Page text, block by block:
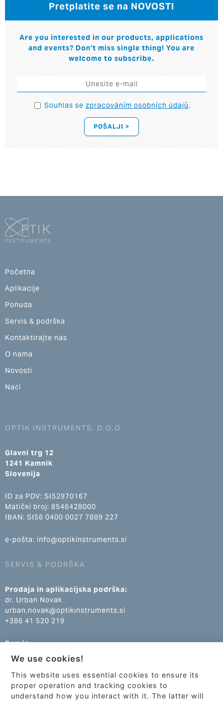
Pretplatite se na NOVOSTI
Are you interested in our products, applications
and events? Don't miss single thing! You are
welcome to subscribe.
Souhlas sezpracováním osobních údajů.
POŠALJI >
Početna
Aplikacije
Ponuda
Servis & podrška
Kontaktirajte nas
O nama
Novosti
Naći
OPTIK INSTRUMENTS, D.O.O.
Glavni trg 12
1241 Kamnik
Slovenija
ID za PDV: SI52970167
Matički broj: 8546428000
IBAN: SI56 0400 0027 7889 227
e-pošta: info@optikinstruments.si
SERVIS & PODRŠKA
Prodaja in aplikacijska podrška:
dr. Urban Novak
urban.novak@optikinstruments.si
+386 41 520 219
Servis:
Klemen Žumer
klemen.zumer@optikinstruments.si
+386 70 688 269
We use cookies!
This website uses essential cookies to ensure its
proper operation and tracking cookies to
understand how you interact with it. The latter will